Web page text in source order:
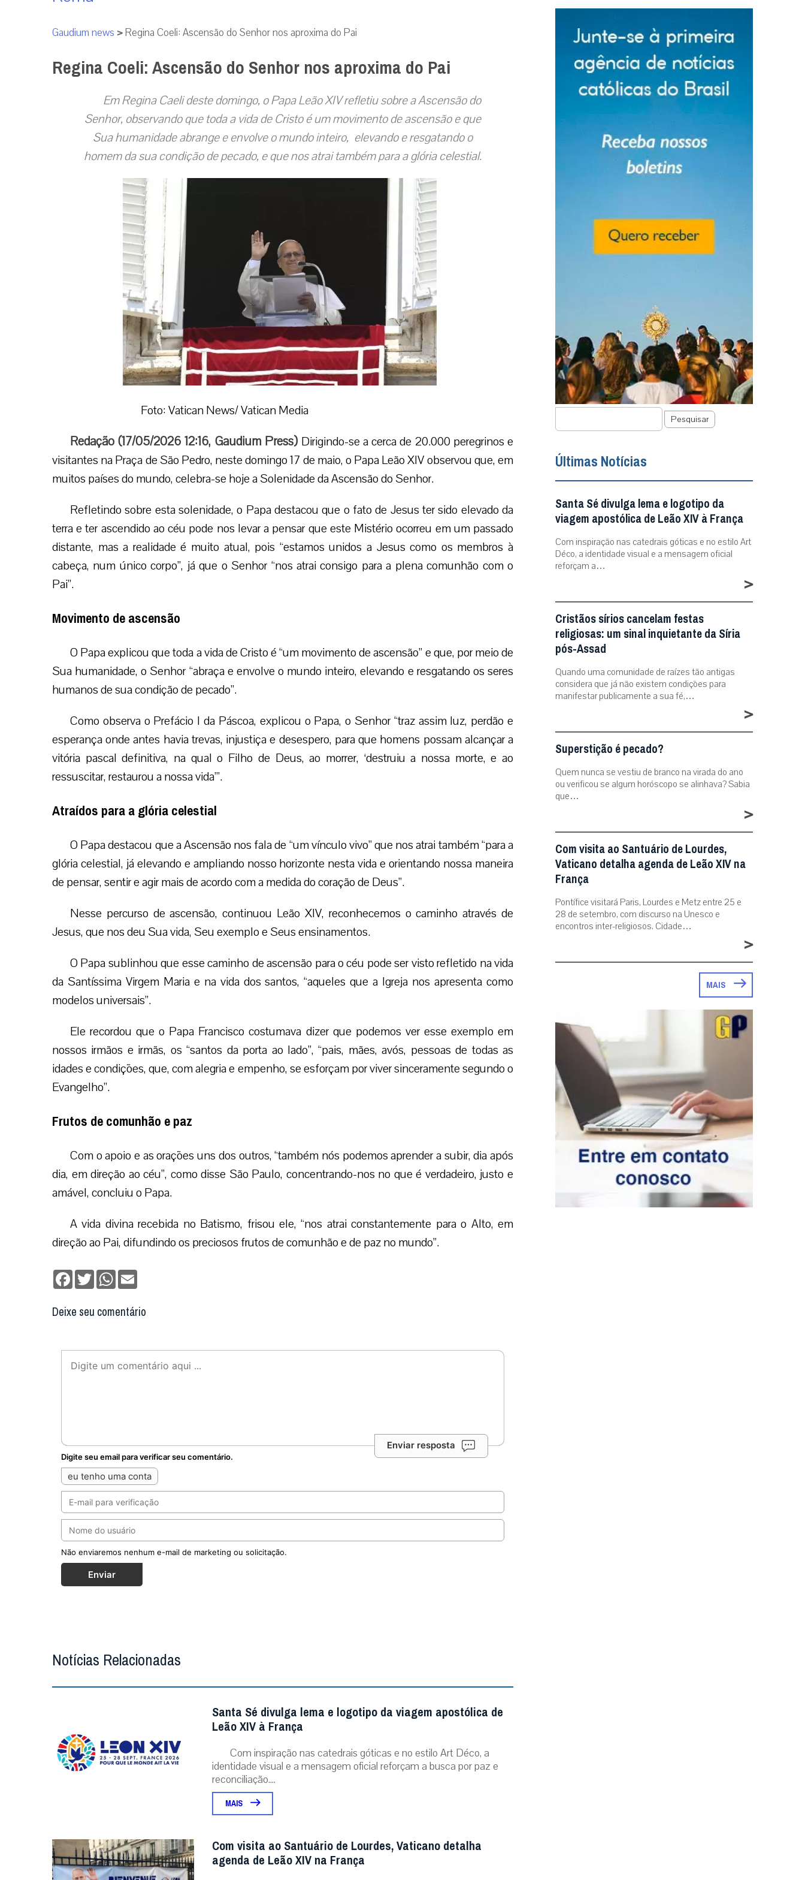
Gaudium news >Regina Coeli: Ascensão do Senhor nos aproxima do Pai
Regina Coeli: Ascensão do Senhor nos aproxima do Pai
Em Regina Caeli deste domingo, o Papa Leão XIV refletiu sobre a Ascensão do
Senhor, observando que toda a vida de Cristo é um movimento de ascensão e que
Sua humanidade abrange e envolve o mundo inteiro, elevando e resgatando o
homem da sua condição de pecado, e que nos atrai também para a glória celestial.
Foto: Vatican News/ Vatican Media
Redação (17/05/2026 12:16, Gaudium Press) Dirigindo-se a cerca de 20.000 peregrinos e
visitantes na Praça de São Pedro, neste domingo 17 de maio, o Papa Leão XIV observou que, em
muitos países do mundo, celebra-se hoje a Solenidade da Ascensão do Senhor.
Refletindo sobre esta solenidade, o Papa destacou que o fato de Jesus ter sido elevado da
terra e ter ascendido ao céu pode nos levar a pensar que este Mistério ocorreu em um passado
distante, mas a realidade é muito atual, pois “estamos unidos a Jesus como os membros à
cabeça, num único corpo”, já que o Senhor “nos atrai consigo para a plena comunhão com o
Pai”.
Movimento de ascensão
O Papa explicou que toda a vida de Cristo é “um movimento de ascensão” e que, por meio de
Sua humanidade, o Senhor “abraça e envolve o mundo inteiro, elevando e resgatando os seres
humanos de sua condição de pecado”.
Como observa o Prefácio I da Páscoa, explicou o Papa, o Senhor “traz assim luz, perdão e
esperança onde antes havia trevas, injustiça e desespero, para que homens possam alcançar a
vitória pascal definitiva, na qual o Filho de Deus, ao morrer, ‘destruiu a nossa morte, e ao
ressuscitar, restaurou a nossa vida’”.
Atraídos para a glória celestial
O Papa destacou que a Ascensão nos fala de “um vínculo vivo” que nos atrai também “para a
glória celestial, já elevando e ampliando nosso horizonte nesta vida e orientando nossa maneira
de pensar, sentir e agir mais de acordo com a medida do coração de Deus”.
Nesse percurso de ascensão, continuou Leão XIV, reconhecemos o caminho através de
Jesus, que nos deu Sua vida, Seu exemplo e Seus ensinamentos.
O Papa sublinhou que esse caminho de ascensão para o céu pode ser visto refletido na vida
da Santíssima Virgem Maria e na vida dos santos, “aqueles que a Igreja nos apresenta como
modelos universais”.
Ele recordou que o Papa Francisco costumava dizer que podemos ver esse exemplo em
nossos irmãos e irmãs, os “santos da porta ao lado”, “pais, mães, avós, pessoas de todas as
idades e condições, que, com alegria e empenho, se esforçam por viver sinceramente segundo o
Evangelho”.
Frutos de comunhão e paz
Com o apoio e as orações uns dos outros, “também nós podemos aprender a subir, dia após
dia, em direção ao céu”, como disse São Paulo, concentrando-nos no que é verdadeiro, justo e
amável, concluiu o Papa.
A vida divina recebida no Batismo, frisou ele, “nos atrai constantemente para o Alto, em
direção ao Pai, difundindo os preciosos frutos de comunhão e de paz no mundo”.
Facebook
TwitterWhatsApp
Deixe seu comentário
Enviar resposta
Digite seu email para verificar seu comentário.
eu tenho uma conta
Não enviaremos nenhum e-mail de marketing ou solicitação.
Enviar
Notícias Relacionadas
Santa Sé divulga lema e logotipo da viagem apostólica de
Leão XIV à França
Com inspiração nas catedrais góticas e no estilo Art Déco, a
identidade visual e a mensagem oficial reforçam a busca por paz e
reconciliação....
MAIS
Com visita ao Santuário de Lourdes, Vaticano detalha
agenda de Leão XIV na França
Pesquisar
Últimas Notícias
Santa Sé divulga lema e logotipo da
viagem apostólica de Leão XIV à França
Com inspiração nas catedrais góticas e no estilo Art
Déco, a identidade visual e a mensagem oficial
reforçam a…
>
Cristãos sírios cancelam festas
religiosas: um sinal inquietante da Síria
pós-Assad
Quando uma comunidade de raízes tão antigas
considera que já não existem condições para
manifestar publicamente a sua fé,…
>
Superstição é pecado?
Quem nunca se vestiu de branco na virada do ano
ou verificou se algum horóscopo se alinhava? Sabia
que…
>
Com visita ao Santuário de Lourdes,
Vaticano detalha agenda de Leão XIV na
França
Pontífice visitará Paris, Lourdes e Metz entre 25 e
28 de setembro, com discurso na Unesco e
encontros inter-religiosos. Cidade…
>
MAIS